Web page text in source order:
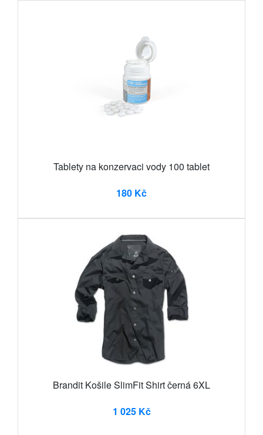
Tablety na konzervaci vody 100 tablet
180 Kč
Brandit Košile SlimFit Shirt černá 6XL
1 025 Kč